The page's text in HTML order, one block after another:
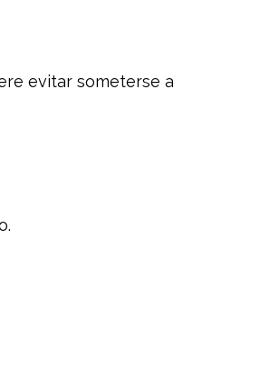
evitar someterse a